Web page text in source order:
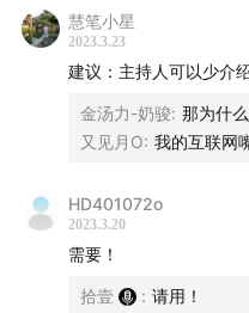
46:38坂本龍一 – Ieta
51:03结尾 & Arvo Pärt
🎁 领取优惠券方式
即日起至 3 月 26 日，前
内衣旗舰店】，联系客服
慧笔小星
2023.3.23
建议：主持人可以少介
金汤力-奶骏: 那为什
又见月O: 我的互联网
HD401072o
2023.3.20
需要！
拾壹 : 请用！